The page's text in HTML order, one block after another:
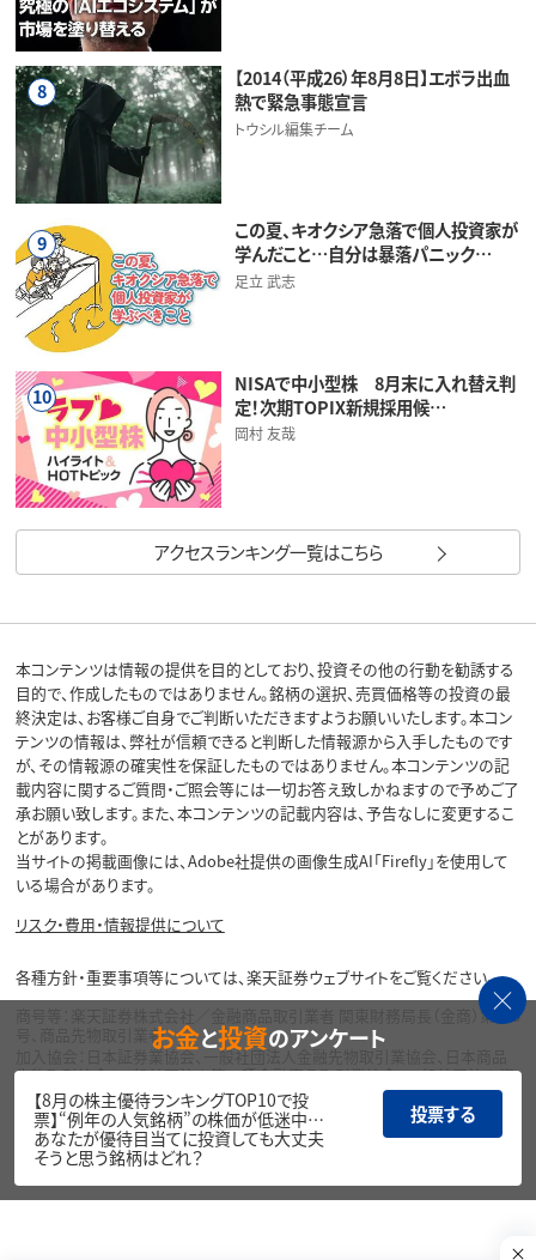
8
【2014（平成26）年8月8日】エボラ出血
熱で緊急事態宣言
トウシル編集チーム
9
この夏、キオクシア急落で個人投資家が
学んだこと…自分は暴落パニック…
足立 武志
10
NISAで中小型株 8月末に入れ替え判
定！次期TOPIX新規採用候…
岡村 友哉
アクセスランキング一覧はこちら
本コンテンツは情報の提供を目的としており、投資その他の行動を勧誘する
目的で、作成したものではありません。銘柄の選択、売買価格等の投資の最
終決定は、お客様ご自身でご判断いただきますようお願いいたします。本コン
テンツの情報は、弊社が信頼できると判断した情報源から入手したものです
が、その情報源の確実性を保証したものではありません。本コンテンツの記
載内容に関するご質問・ご照会等には一切お答え致しかねますので予めご了
承お願い致します。また、本コンテンツの記載内容は、予告なしに変更するこ
とがあります。
当サイトの掲載画像には、Adobe社提供の画像生成AI「Firefly」を使用して
いる場合があります。
リスク・費用・情報提供について
各種方針・重要事項等については、楽天証券ウェブサイトをご覧ください。
商号等：楽天証券株式会社／金融商品取引業者 関東財務局長（金商）第195
号、商品先物取引業者
加入協会：日本証券業協会、一般社団法人金融先物取引業協会、日本商品
先物取引協会、一般社団法人第二種金融商品取引業協会、一般社団法人資
産運用業協会
Copyright©
1999-2026 Rakuten Securities, Inc. All
お金と投資のアンケート
【8月の株主優待ランキングTOP10で投
票】“例年の人気銘柄”の株価が低迷中…
あなたが優待目当てに投資しても大丈夫
そうと思う銘柄はどれ？
投票する